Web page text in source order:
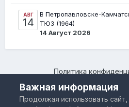
АВГ
14
В Петропавловске-
ТЮЗ (1964)
14 Август 2026
Политика
Камчатский региональный
Powered by Invision
Важная информация
Продолжая использовать